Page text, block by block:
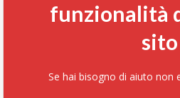
funzionalità
sito
Se hai bisogno di aiuto non